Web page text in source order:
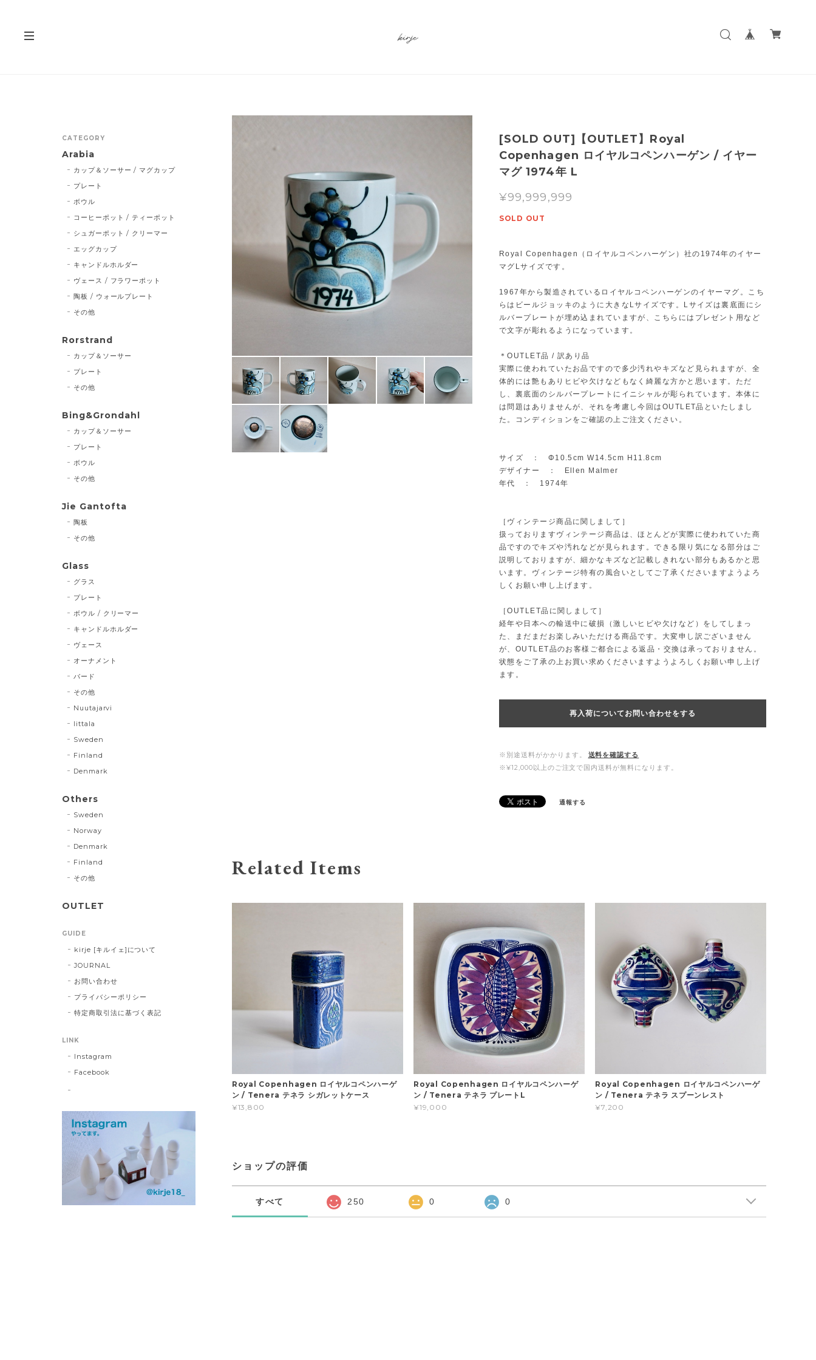
[SOLD OUT]【OUTLET】Royal
Copenhagen ロイヤルコペンハーゲン / イヤー
マグ 1974年 L
¥99,999,999
SOLD OUT
Royal Copenhagen（ロイヤルコペンハーゲン）社の1974年のイヤー
マグLサイズです。
1967年から製造されているロイヤルコペンハーゲンのイヤーマグ。こち
らはビールジョッキのように大きなLサイズです。Lサイズは裏底面にシ
ルバープレートが埋め込まれていますが、こちらにはプレゼント用など
で文字が彫れるようになっています。
＊OUTLET品 / 訳あり品
実際に使われていたお品ですので多少汚れやキズなど見られますが、全
体的には艶もありヒビや欠けなどもなく綺麗な方かと思います。ただ
し、裏底面のシルバープレートにイニシャルが彫られています。本体に
は問題はありませんが、それを考慮し今回はOUTLET品といたしまし
た。コンディションをご確認の上ご注文ください。
サイズ ： Φ10.5cm W14.5cm H11.8cm
デザイナー ： Ellen Malmer
年代 ： 1974年
［ヴィンテージ商品に関しまして］
扱っておりますヴィンテージ商品は、ほとんどが実際に使われていた商
品ですのでキズや汚れなどが見られます。できる限り気になる部分はご
説明しておりますが、細かなキズなど記載しきれない部分もあるかと思
います。ヴィンテージ特有の風合いとしてご了承くださいますようよろ
しくお願い申し上げます。
［OUTLET品に関しまして］
経年や日本への輸送中に破損（激しいヒビや欠けなど）をしてしまっ
た、まだまだお楽しみいただける商品です。大変申し訳ございません
が、OUTLET品のお客様ご都合による返品・交換は承っておりません。
状態をご了承の上お買い求めくださいますようよろしくお願い申し上げ
ます。
再入荷についてお問い合わせをする
※別途送料がかかります。
送料を確認する
※¥12,000以上のご注文で国内送料が無料になります。
通報する
Related Items
Royal Copenhagen ロイヤルコペンハーゲ
ン / Tenera テネラ シガレットケース
¥13,800
Royal Copenhagen ロイヤルコペンハーゲ
ン / Tenera テネラ プレートL
¥19,000
Royal Copenhagen ロイヤルコペンハーゲ
ン / Tenera テネラ スプーンレスト
¥7,200
ショップの評価
すべて 250 0 0
CATEGORY
Arabia
カップ＆ソーサー / マグカップ
プレート
ボウル
コーヒーポット / ティーポット
シュガーポット / クリーマー
エッグカップ
キャンドルホルダー
ヴェース / フラワーポット
陶板 / ウォールプレート
その他
Rorstrand
カップ＆ソーサー
プレート
その他
Bing&Grondahl
カップ＆ソーサー
プレート
ボウル
その他
Jie Gantofta
陶板
その他
Glass
グラス
プレート
ボウル / クリーマー
キャンドルホルダー
ヴェース
オーナメント
バード
その他
Nuutajarvi
Iittala
Sweden
Finland
Denmark
Others
Sweden
Norway
Denmark
Finland
その他
OUTLET
GUIDE
kirje [キルイェ]について
JOURNAL
お問い合わせ
プライバシーポリシー
特定商取引法に基づく表記
LINK
Instagram
Facebook